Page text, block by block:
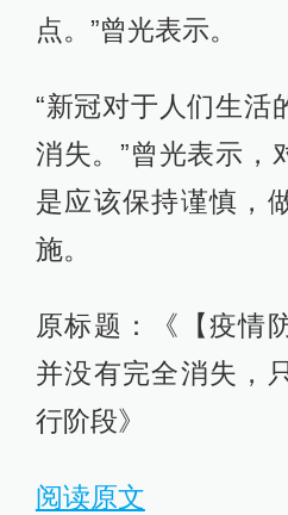
点。”曾光表示。
“新冠对于人们生活
消失。”曾光表示，
是应该保持谨慎，
施。
原标题：《【疫情
并没有完全消失，
行阶段》
阅读原文